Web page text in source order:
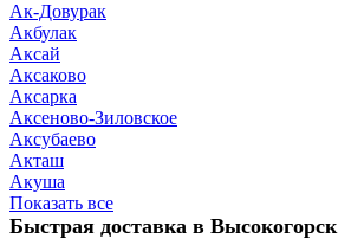
Ак-Довурак
Акбулак
Аксай
Аксаково
Аксарка
Аксеново-Зиловское
Аксубаево
Акташ
Акуша
Показать все
Быстрая доставка в Высокогорск